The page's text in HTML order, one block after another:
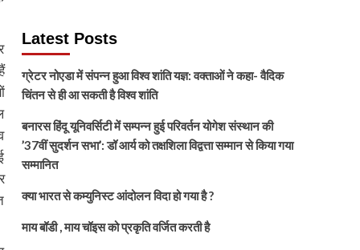
Latest Posts
ग्रेटर नोएडा में संपन्न हुआ विश्व शांति यज्ञ: वक्ताओं ने कहा- वैदिक
चिंतन से ही आ सकती है विश्व शांति
बनारस हिंदू यूनिवर्सिटी में सम्पन्न हुई परिवर्तन योगेश संस्थान की
’37वीं सुदर्शन सभा’: डॉ आर्य को तक्षशिला विद्वत्ता सम्मान से किया गया
सम्मानित
क्या भारत से कम्युनिस्ट आंदोलन विदा हो गया है ?
माय बॉडी , माय चॉइस को प्रकृति वर्जित करती है